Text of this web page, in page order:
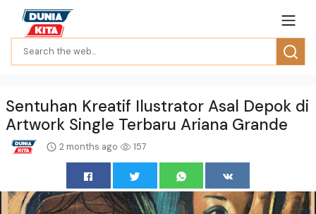
Sentuhan Kreatif Ilustrator Asal Depok di
Artwork Single Terbaru Ariana Grande
2 months ago 157